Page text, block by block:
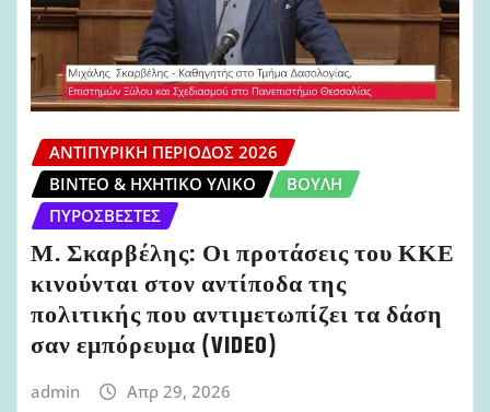
ΑΝΤΙΠΥΡΙΚΉ ΠΕΡΊΟΔΟΣ 2026
ΒΊΝΤΕΟ & ΗΧΗΤΙΚΌ ΥΛΙΚΌ
ΒΟΥΛΉ
ΠΥΡΟΣΒΈΣΤΕΣ
Μ. Σκαρβέλης: Οι προτάσεις του ΚΚΕ
κινούνται στον αντίποδα της
πολιτικής που αντιμετωπίζει τα δάση
σαν εμπόρευμα (VIDEO)
admin Απρ 29, 2026